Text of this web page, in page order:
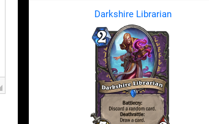
Darkshire Librarian